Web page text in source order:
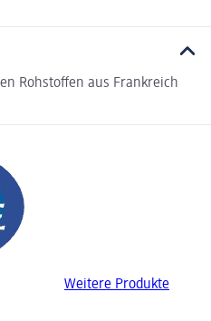
Rohstoffen aus Frankreich
Weitere Produkte